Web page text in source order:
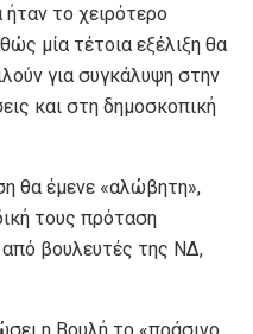
το χειρότερο
μία τέτοια εξέλιξη θα
για συγκάλυψη στην
και στη δημοσκοπική
θα έμενε «αλώβητη»,
τους πρόταση
από βουλευτές της ΝΔ,